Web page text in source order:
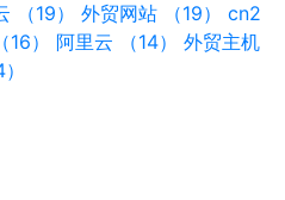
（19） 外贸网站 （19）
cn2
） 阿里云 （14）
外贸主机